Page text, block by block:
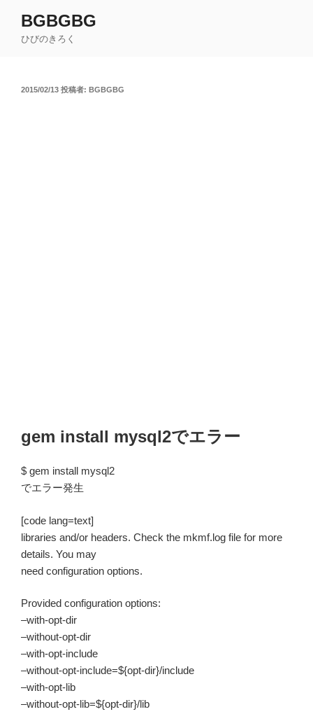
BGBGBG
ひびのきろく
投
2015/02/13 投稿者: BGBGBG
gem install mysql2でエラー
$ gem install mysql2
でエラー発生
[code lang=text]
libraries and/or headers. Check the mkmf.log file for more
details. You may
need configuration options.
Provided configuration options:
–with-opt-dir
–without-opt-dir
–with-opt-include
–without-opt-include=${opt-dir}/include
–with-opt-lib
–without-opt-lib=${opt-dir}/lib